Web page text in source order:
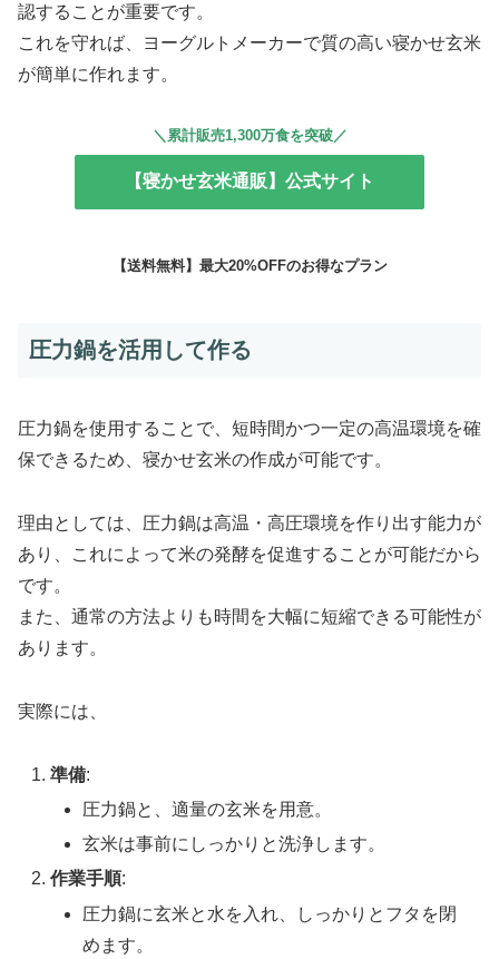
認することが重要です。
これを守れば、ヨーグルトメーカーで質の高い寝かせ玄米
が簡単に作れます。
＼累計販売1,300万食を突破／
【寝かせ玄米通販】公式サイト
【送料無料】最大20%OFFのお得なプラン
圧力鍋を活用して作る
圧力鍋を使用することで、短時間かつ一定の高温環境を確
保できるため、寝かせ玄米の作成が可能です。
理由としては、圧力鍋は高温・高圧環境を作り出す能力が
あり、これによって米の発酵を促進することが可能だから
です。
また、通常の方法よりも時間を大幅に短縮できる可能性が
あります。
実際には、
準備:
圧力鍋と、適量の玄米を用意。
玄米は事前にしっかりと洗浄します。
作業手順:
圧力鍋に玄米と水を入れ、しっかりとフタを閉
めます。